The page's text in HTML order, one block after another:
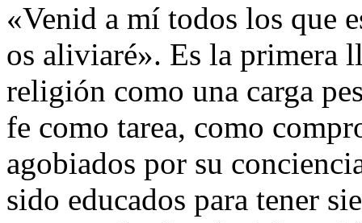
«Venid a mí todos los que
os aliviaré». Es la primera
religión como una carga
fe como tarea, como
agobiados por su
sido educados para tener